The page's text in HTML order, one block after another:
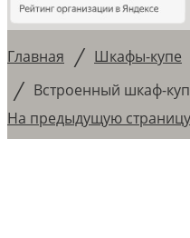
Главная / Шкафы-купе
/ Встроенный шкаф-
На предыдущую страницу